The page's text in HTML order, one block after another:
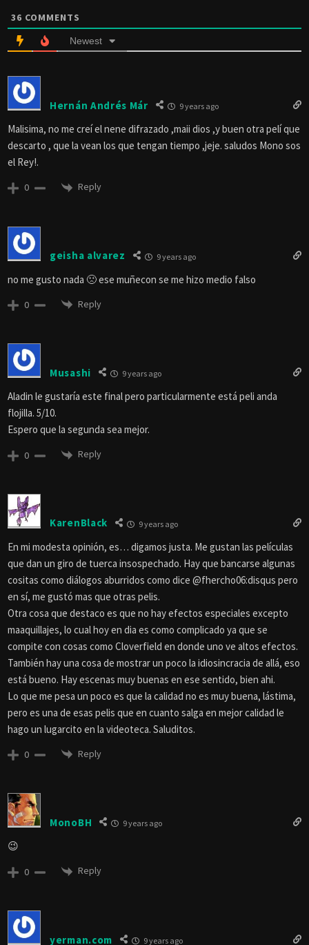
36 COMMENTS
Newest
Hernán Andrés Már 9 years ago
Malisima, no me creí el nene difrazado ,maii dios ,y buen otra pelí que
descarto , que la vean los que tengan tiempo ,jeje. saludos Mono sos
el Rey!.
0 Reply
geisha alvarez 9 years ago
no me gusto nada 🙁 ese muñecon se me hizo medio falso
0 Reply
Musashi 9 years ago
Aladin le gustaría este final pero particularmente está peli anda
flojilla. 5/10.
Espero que la segunda sea mejor.
0 Reply
KarenBlack 9 years ago
En mi modesta opinión, es… digamos justa. Me gustan las películas
que dan un giro de tuerca insospechado. Hay que bancarse algunas
cositas como diálogos aburridos como dice @fhercho06:disqus pero
en sí, me gustó mas que otras pelis.
Otra cosa que destaco es que no hay efectos especiales excepto
maaquillajes, lo cual hoy en dia es como complicado ya que se
compite con cosas como Cloverfield en donde uno ve altos efectos.
También hay una cosa de mostrar un poco la idiosincracia de allá, eso
está bueno. Hay escenas muy buenas en ese sentido, bien ahi.
Lo que me pesa un poco es que la calidad no es muy buena, lástima,
pero es una de esas pelis que en cuanto salga en mejor calidad le
hago un lugarcito en la videoteca. Saluditos.
0 Reply
MonoBH 9 years ago
😉
0 Reply
yerman.com 9 years ago